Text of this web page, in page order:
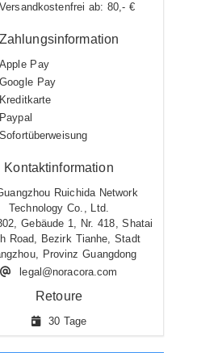
Versandkostenfrei ab: 80,- €
Zahlungsinformation
Apple Pay
Google Pay
Kreditkarte
Paypal
Sofortüberweisung
Kontaktinformation
Ruichida Network
Technology Co., Ltd.
Gebäude 1, Nr. 418, Shatai
Road, Bezirk Tianhe, Stadt
Provinz Guangdong
legal@noracora.com
Retoure
30 Tage